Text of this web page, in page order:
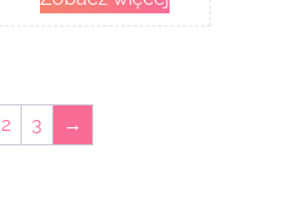
2X 25 Protein
2 3 →